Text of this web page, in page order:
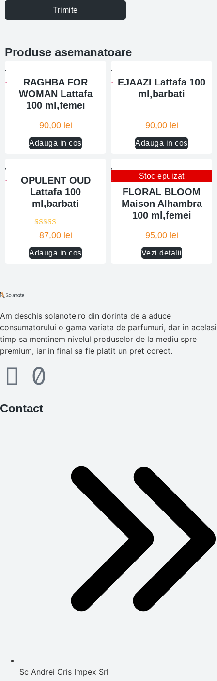
Trimite
Produse asemanatoare
RAGHBA FOR
WOMAN Lattafa
100 ml,femei
90,00 lei
Adauga in cos
EJAAZI Lattafa 100
ml,barbati
90,00 lei
Adauga in cos
OPULENT OUD
Lattafa 100
ml,barbati
87,00 lei
Adauga in cos
Evaluat la
5.00
Stoc epuizat
FLORAL BLOOM
Maison Alhambra
100 ml,femei
95,00 lei
Vezi detalii
Am deschis solanote.ro din dorinta de a aduce
consumatorului o gama variata de parfumuri, dar in acelasi
timp sa mentinem nivelul produselor de la mediu spre
premium, iar in final sa fie platit un pret corect.
Contact
Sc Andrei Cris Impex Srl